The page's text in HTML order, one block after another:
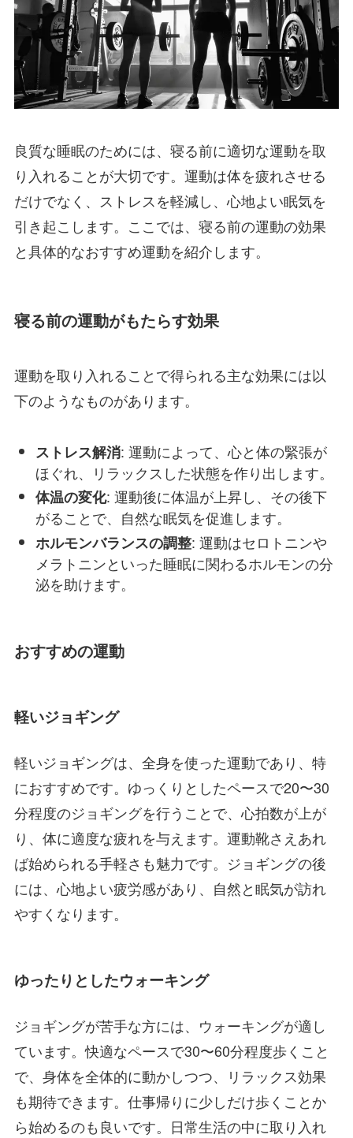
良質な睡眠のためには、寝る前に適切な運動を取
り入れることが大切です。運動は体を疲れさせる
だけでなく、ストレスを軽減し、心地よい眠気を
引き起こします。ここでは、寝る前の運動の効果
と具体的なおすすめ運動を紹介します。
寝る前の運動がもたらす効果
運動を取り入れることで得られる主な効果には以
下のようなものがあります。
ストレス解消: 運動によって、心と体の緊張が
ほぐれ、リラックスした状態を作り出します。
体温の変化: 運動後に体温が上昇し、その後下
がることで、自然な眠気を促進します。
ホルモンバランスの調整: 運動はセロトニンや
メラトニンといった睡眠に関わるホルモンの分
泌を助けます。
おすすめの運動
軽いジョギング
軽いジョギングは、全身を使った運動であり、特
におすすめです。ゆっくりとしたペースで20〜30
分程度のジョギングを行うことで、心拍数が上が
り、体に適度な疲れを与えます。運動靴さえあれ
ば始められる手軽さも魅力です。ジョギングの後
には、心地よい疲労感があり、自然と眠気が訪れ
やすくなります。
ゆったりとしたウォーキング
ジョギングが苦手な方には、ウォーキングが適し
ています。快適なペースで30〜60分程度歩くこと
で、身体を全体的に動かしつつ、リラックス効果
も期待できます。仕事帰りに少しだけ歩くことか
ら始めるのも良いです。日常生活の中に取り入れ